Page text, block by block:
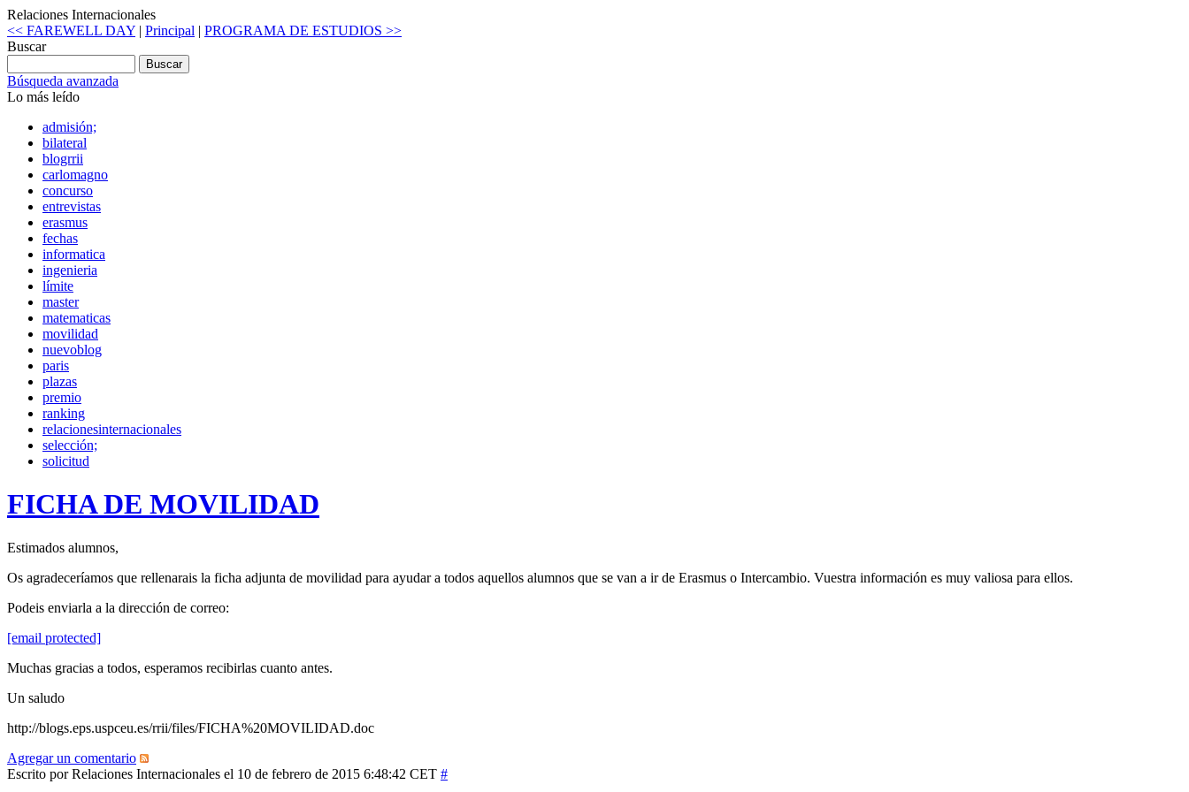
Relaciones Internacionales
<< FAREWELL DAY | Principal | PROGRAMA DE ESTUDIOS >>
Buscar
Búsqueda avanzada
Lo más leído
admisión;
bilateral
blogrrii
carlomagno
concurso
entrevistas
erasmus
fechas
informatica
ingenieria
límite
master
matematicas
movilidad
nuevoblog
paris
plazas
premio
ranking
relacionesinternacionales
selección;
solicitud
FICHA DE MOVILIDAD
Estimados alumnos,
Os agradeceríamos que rellenarais la ficha adjunta de movilidad para ayudar a todos aquellos alumnos que se van a ir de Erasmus o Intercambio. Vuestra información es muy valiosa para ellos.
Podeis enviarla a la dirección de correo:
[email protected]
Muchas gracias a todos, esperamos recibirlas cuanto antes.
Un saludo
http://blogs.eps.uspceu.es/rrii/files/FICHA%20MOVILIDAD.doc
Agregar un comentario
Escrito por Relaciones Internacionales el 10 de febrero de 2015 6:48:42 CET #